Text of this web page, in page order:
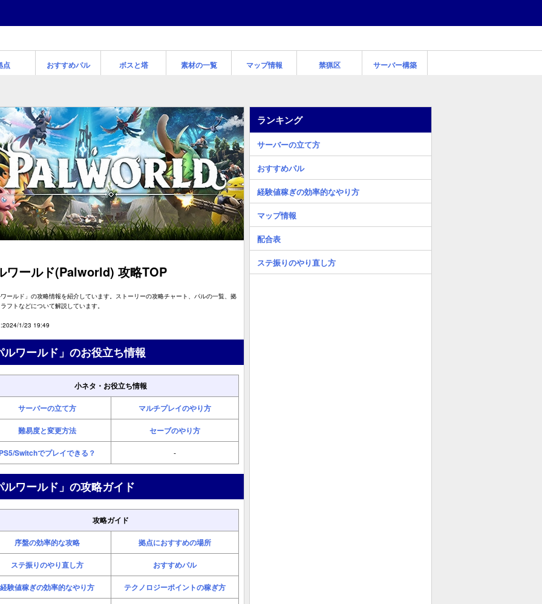
点 おすすめパル ボスと塔 素材の一覧 マップ情報 禁猟区 サーバー構築
ワールド(Palworld) 攻略TOP
ールド」の攻略情報を紹介しています。ストーリーの攻略チャート、パルの一覧、拠
フトなどについて解説しています。
1/23 19:49
ルワールド」のお役立ち情報
小ネタ・お役立ち情報
サーバーの立て方 マルチプレイのやり方
難易度と変更方法 セーブのやり方
Switchでプレイできる？ -
ルワールド」の攻略ガイド
攻略ガイド
序盤の効率的な攻略 拠点におすすめの場所
ステ振りのやり直し方 おすすめパル
経験値稼ぎの効率的なやり方 テクノロジーポイントの稼ぎ方
ランキング
サーバーの立て方
おすすめパル
経験値稼ぎの効率的なやり方
マップ情報
配合表
ステ振りのやり直し方